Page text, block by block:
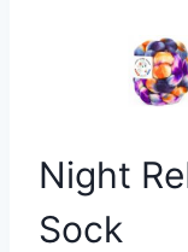
Night
Sock